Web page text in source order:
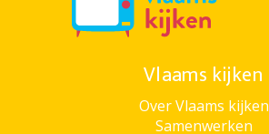
Vlaams kijken
Over Vlaams kijken
Samenwerken